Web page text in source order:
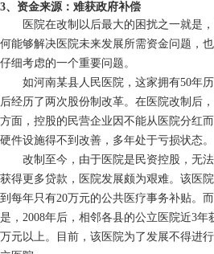
3、资金来源：难获政府补偿
医院在改制以后最大的困扰之一就是，
何能够解决医院未来发展所需资金问题，
仔细考虑的一个重要问题。
如河南某县人民医院，这家拥有50年历
后经历了两次股份制改革。在医院改制后
方面，控股的民营企业因不能从医院分红
硬件设施得不到改善，多年处于亏损状态。
改制至今，由于医院是民资控股，无法
获得更多贷款，医院发展颇为艰难。该医
到每年只有20万元的公共医疗事务补贴。
是，2008年后，相邻各县的公立医院近3年
万元以上。目前，该医院为了发展不得进